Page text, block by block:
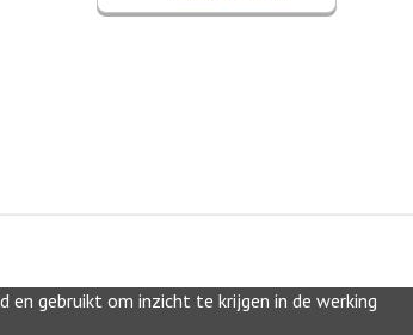
en gebruikt om inzicht te krijgen in de werking